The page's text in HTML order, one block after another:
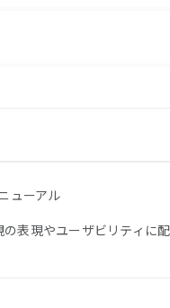
ューアル
表現やユーザビリティに